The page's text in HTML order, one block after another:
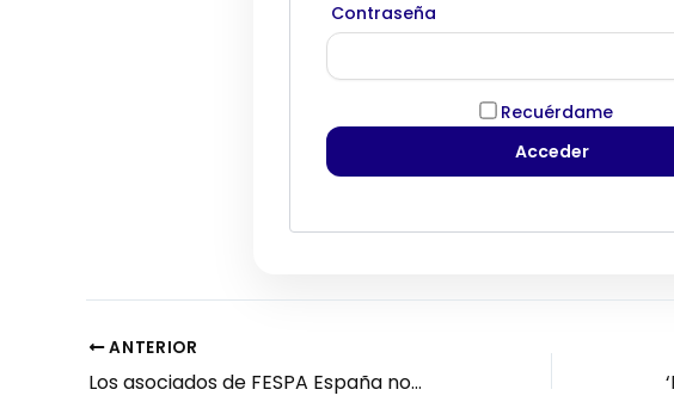
Contraseña
Recuérdame
ANTERIOR
Los asociados de FESPA España nominados para los FESPA Awards 2025￼